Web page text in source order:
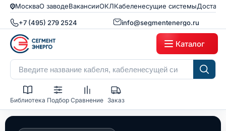
МоскваО заводеВакансииОКЛКабеленесущие системы
+7 (495) 279 2524 info@segmentenergo.ru
Каталог
Библиотека Подбор Сравнение Заказ